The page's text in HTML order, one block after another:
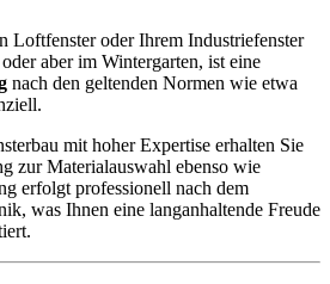
Loftfenster oder Ihrem Industriefenster
aber im Wintergarten, ist eine
nach den geltenden Normen wie etwa
mit hoher Expertise erhalten Sie
zur Materialauswahl ebenso wie
erfolgt professionell nach dem
was Ihnen eine langanhaltende Freude